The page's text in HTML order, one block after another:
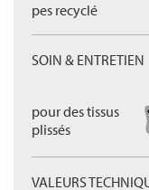
pes recyclé
SOIN & ENTRETIEN
pour des tissus
plissés
VALEURS